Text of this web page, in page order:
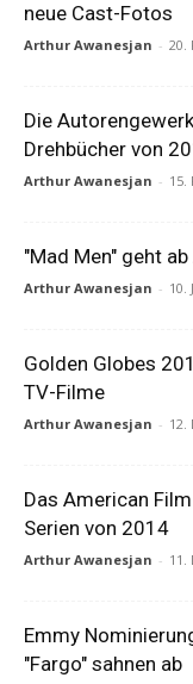
neue Cast-Fotos
Arthur Awanesjan - 20.
Die
Drehbücher von
Arthur Awanesjan - 15.
"Mad Men" geht
Arthur Awanesjan - 10.
Golden Globes
TV-Filme
Arthur Awanesjan - 12.
Das American
Serien von 2014
Arthur Awanesjan - 11.
Emmy
"Fargo" sahnen ab